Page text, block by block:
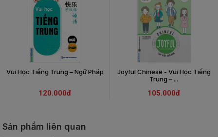
Vui Học Tiếng Trung – Ngữ Pháp
120.000đ
Joyful Chinese - Vui Học Tiếng
Trung – ...
105.000đ
Sản phẩm liên quan